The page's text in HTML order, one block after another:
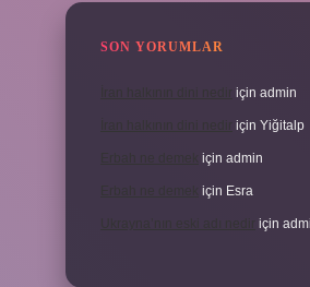
SON YORUMLAR
için admin
için Yiğitalp
için admin
için Esra
için